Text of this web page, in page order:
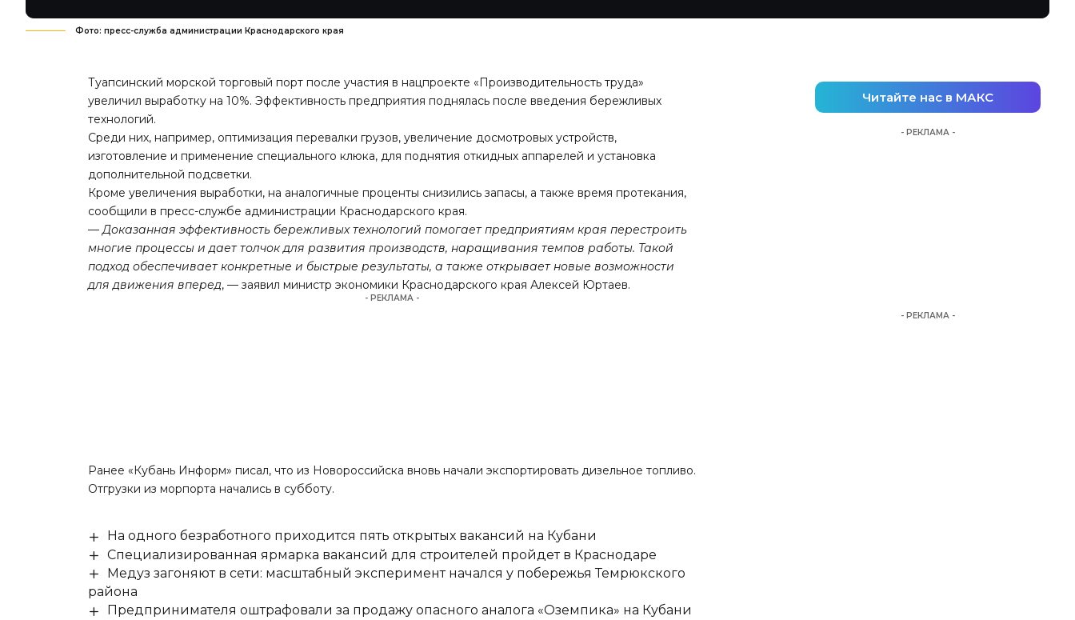
Фото: пресс-служба администрации Краснодарского края
Туапсинский морской торговый порт после участия в нацпроекте «Производительность труда»
увеличил выработку на 10%. Эффективность предприятия поднялась после введения бережливых
технологий.
Среди них, например, оптимизация перевалки грузов, увеличение досмотровых устройств,
изготовление и применение специального клюка, для поднятия откидных аппарелей и установка
дополнительной подсветки.
Кроме увеличения выработки, на аналогичные проценты снизились запасы, а также время протекания,
сообщили в пресс-службе администрации Краснодарского края.
—Доказанная эффективность бережливых технологий помогает предприятиям края перестроить
многие процессы и дает толчок для развития производств, наращивания темпов работы. Такой
подход обеспечивает конкретные и быстрые результаты, а также открывает новые возможности
для движения вперед, — заявил министр экономики Краснодарского края Алексей Юртаев.
- РЕКЛАМА -
Ранее «Кубань Информ» писал, что из Новороссийска вновь начали экспортировать дизельное топливо.
Отгрузки из морпорта начались в субботу.
На одного безработного приходится пять открытых вакансий на Кубани
Специализированная ярмарка вакансий для строителей пройдет в Краснодаре
Медуз загоняют в сети: масштабный эксперимент начался у побережья Темрюкского
района
Предпринимателя оштрафовали за продажу опасного аналога «Оземпика» на Кубани
Читайте нас в МАКС
- РЕКЛАМА -
- РЕКЛАМА -